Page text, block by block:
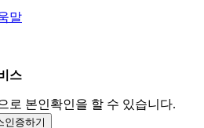
말
스
로 본인확인을 할 수 있습니다.
인증하기